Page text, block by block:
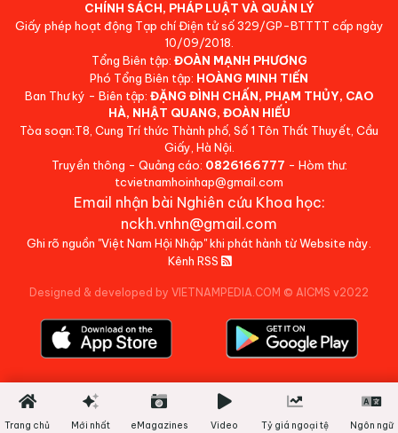
CHÍNH SÁCH, PHÁP LUẬT VÀ QUẢN LÝ
Giấy phép hoạt động Tạp chí Điện tử số 329/GP-BTTTT cấp ngày
10/09/2018.
Tổng Biên tập: ĐOÀN MẠNH PHƯƠNG
Phó Tổng Biên tập: HOÀNG MINH TIẾN
Ban Thư ký - Biên tập: ĐẶNG ĐÌNH CHẤN, PHẠM THỦY, CAO
HÀ, NHẬT QUANG, ĐOÀN HIẾU
Tòa soạn:T8, Cung Trí thức Thành phố, Số 1 Tôn Thất Thuyết, Cầu
Giấy, Hà Nội.
Truyền thông - Quảng cáo: 0826166777 - Hòm thư:
tcvietnamhoinhap@gmail.com
Email nhận bài Nghiên cứu Khoa học:
nckh.vnhn@gmail.com
Ghi rõ nguồn "Việt Nam Hội Nhập" khi phát hành từ Website này.
Kênh RSS
Designed & developed by VIETNAMPEDIA.COM © AICMS v2022
Trang chủ Mới nhất eMagazines Video Tỷ giá ngoại tệ Ngôn ngữ